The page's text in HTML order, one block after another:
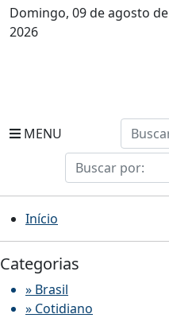
Domingo, 09 de agosto de
2026
MENU
Início
Categorias
» Brasil
» Cotidiano